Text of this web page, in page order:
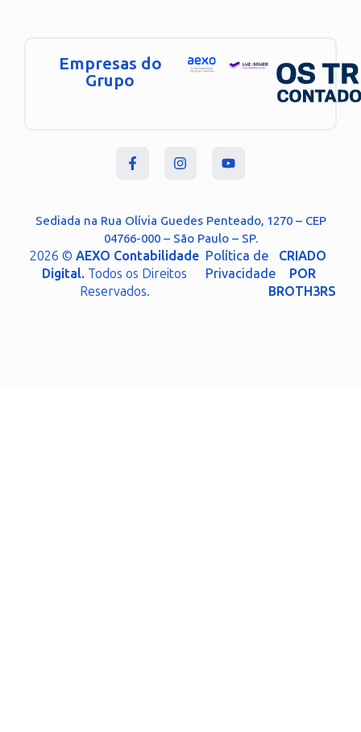
Empresas do
Grupo
Sediada na Rua Olívia Guedes Penteado, 1270 – CEP
04766-000 – São Paulo – SP.
2026 ©AEXO Contabilidade
Digital. Todos os Direitos
Reservados.
Política de
Privacidade
CRIADO
POR
BROTH3RS